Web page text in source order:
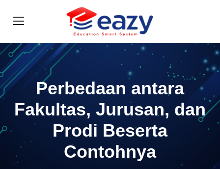
Perbedaan antara
Fakultas, Jurusan, dan
Prodi Beserta
Contohnya